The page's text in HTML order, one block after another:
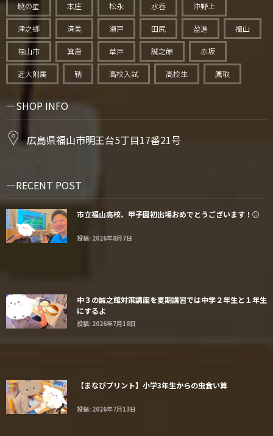
暁の星 本庄 松永 水呑 沖野上
津之郷 済美 瀬戸 田尻 盈進 福山
福山市 箕島 草戸 誠之館 赤坂
近大附属 鞆 高校入試 高校生 鷹取
SHOP INFO
広島県福山市明王台5丁目17番21号
RECENT POST
市立福山高校、甲子園初出場おめでとうございます！⚾️
投稿: 2026年8月7日
中３の誠之館対策講座を夏期講習では中学２年生と１年生
にするよ
投稿: 2026年7月18日
【まなびプリント】小学3年生からの虫食い算
投稿: 2026年7月13日